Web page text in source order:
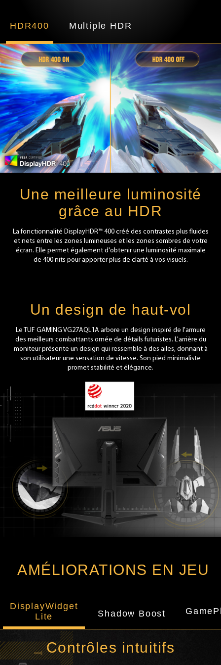
HDR400 Multiple HDR
Une meilleure luminosité
grâce au HDR
La fonctionnalité DisplayHDR™ 400 créé des contrastes plus fluides
et nets entre les zones lumineuses et les zones sombres de votre
écran. Elle permet également d'obtenir une luminosité maximale
de 400 nits pour apporter plus de clarté à vos visuels.
Un design de haut-vol
Le TUF GAMING VG27AQL1A arbore un design inspiré de l'armure
des meilleurs combattants ornée de détails futuristes. L'arrière du
moniteur présente un design qui ressemble à des ailes, donnant à
son utilisateur une sensation de vitesse. Son pied minimaliste
promet stabilité et élégance.
AMÉLIORATIONS EN JEU
DisplayWidget
Lite
Shadow Boost
Contrôles intuitifs